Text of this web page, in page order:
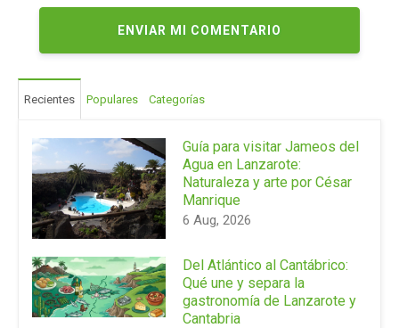
Recientes Populares Categorías
Guía para visitar Jameos del
Agua en Lanzarote:
Naturaleza y arte por César
Manrique
6 Aug, 2026
Del Atlántico al Cantábrico:
Qué une y separa la
gastronomía de Lanzarote y
Cantabria